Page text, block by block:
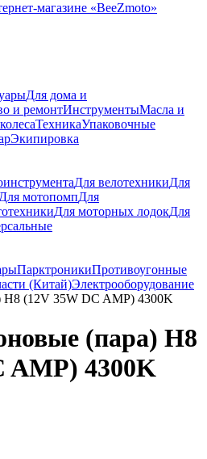
магазине «BeeZmoto»
Для дома и
и ремонтИнструментыМасла и
ТехникаУпаковочные
Экипировка
Для велотехникиДля
Для мотопомпДля
Для моторных лодокДля
ПарктроникиПротивоугонные
(Китай)Электрооборудование
(12V 35W DC AMP) 4300K
(пара) H8
AMP) 4300K